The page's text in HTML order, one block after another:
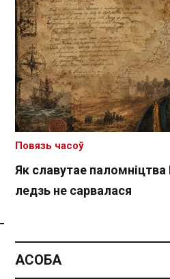
Як славутае паломніцтва
ледзь не сарвалася
Повязь часоў
АСОБА